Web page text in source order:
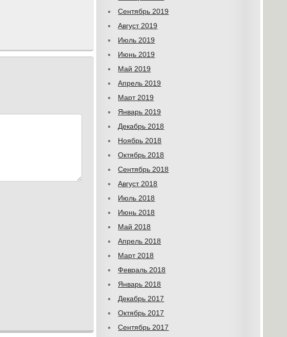
Сентябрь 2019
Август 2019
Июль 2019
Июнь 2019
Май 2019
Апрель 2019
Март 2019
Январь 2019
Декабрь 2018
Ноябрь 2018
Октябрь 2018
Сентябрь 2018
Август 2018
Июль 2018
Июнь 2018
Май 2018
Апрель 2018
Март 2018
Февраль 2018
Январь 2018
Декабрь 2017
Октябрь 2017
Сентябрь 2017